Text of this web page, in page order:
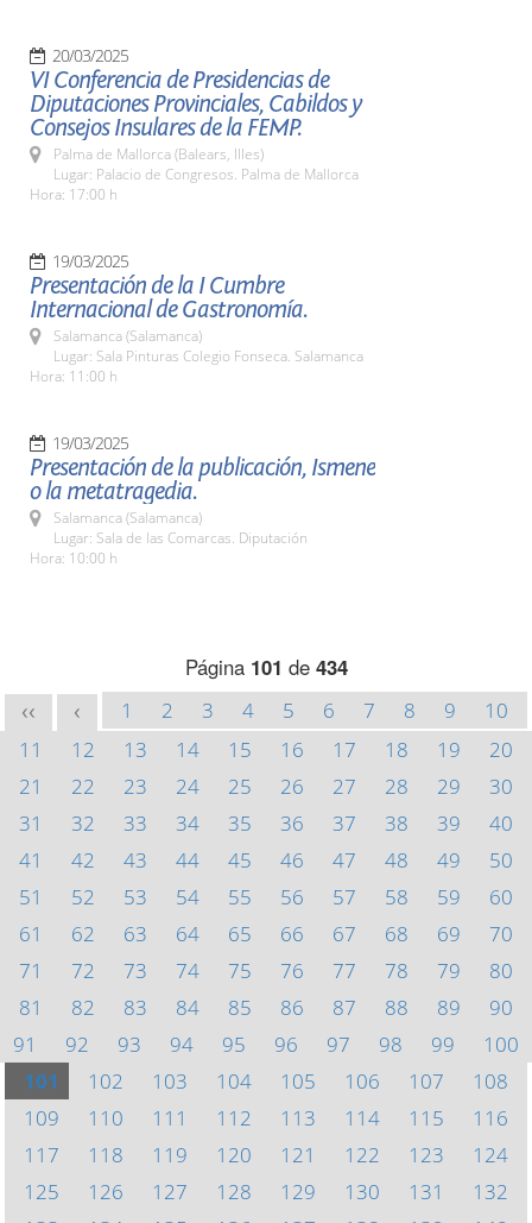
20/03/2025
VI Conferencia de Presidencias de
Diputaciones Provinciales, Cabildos y
Consejos Insulares de la FEMP.
Palma de Mallorca (Balears, Illes)
Lugar: Palacio de Congresos. Palma de Mallorca
Hora: 17:00 h
19/03/2025
Presentación de la I Cumbre
Internacional de Gastronomía.
Salamanca (Salamanca)
Lugar: Sala Pinturas Colegio Fonseca. Salamanca
Hora: 11:00 h
19/03/2025
Presentación de la publicación, Ismene
o la metatragedia.
Salamanca (Salamanca)
Lugar: Sala de las Comarcas. Diputación
Hora: 10:00 h
Página 101 de 434
<< < 1 2 3 4 5 6 7 8 9
10
11
12 13 14 15 16 17 18 19
20
21
22 23 24 25 26 27 28 29
30
31
32 33 34 35 36 37 38 39
40
41
42 43 44 45 46 47 48 49
50
51
52 53 54 55 56 57 58 59
60
61
62 63 64 65 66 67 68 69
70
71
72 73 74 75 76 77 78 79
80
81
82 83 84 85 86 87 88 89
90
91
92 93 94 95 96 97 98 99
100
101
102 103 104 105 106 107
108
109
110 111 112 113 114 115
116
117
118 119 120 121 122 123
124
125
126 127 128 129 130 131
132